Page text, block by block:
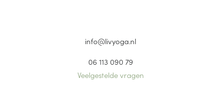
info@livyoga.nl
06 113 090 79
Veelgestelde vragen